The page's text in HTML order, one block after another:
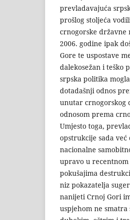
prevladavajuća
prošlog stoljeća
crnogorske državne
2006. godine ipak
Gore te uspostave
dalekosežan i teško
srpska politika
dotadašnji odnos
unutar crnogorskog
odnosom prema
Umjesto toga,
opstrukcije sada
nacionalne
upravo u
pokušajima
niz pokazatelja
nanijeti Crnoj Gori
uspjehom ne